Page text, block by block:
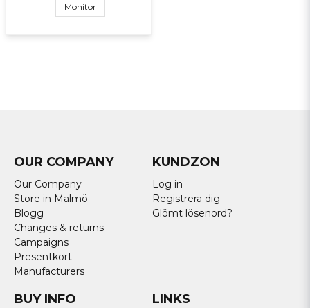
Monitor
OUR COMPANY
Our Company
Store in Malmö
Blogg
Changes & returns
Campaigns
Presentkort
Manufacturers
KUNDZON
Log in
Registrera dig
Glömt lösenord?
BUY INFO LINKS